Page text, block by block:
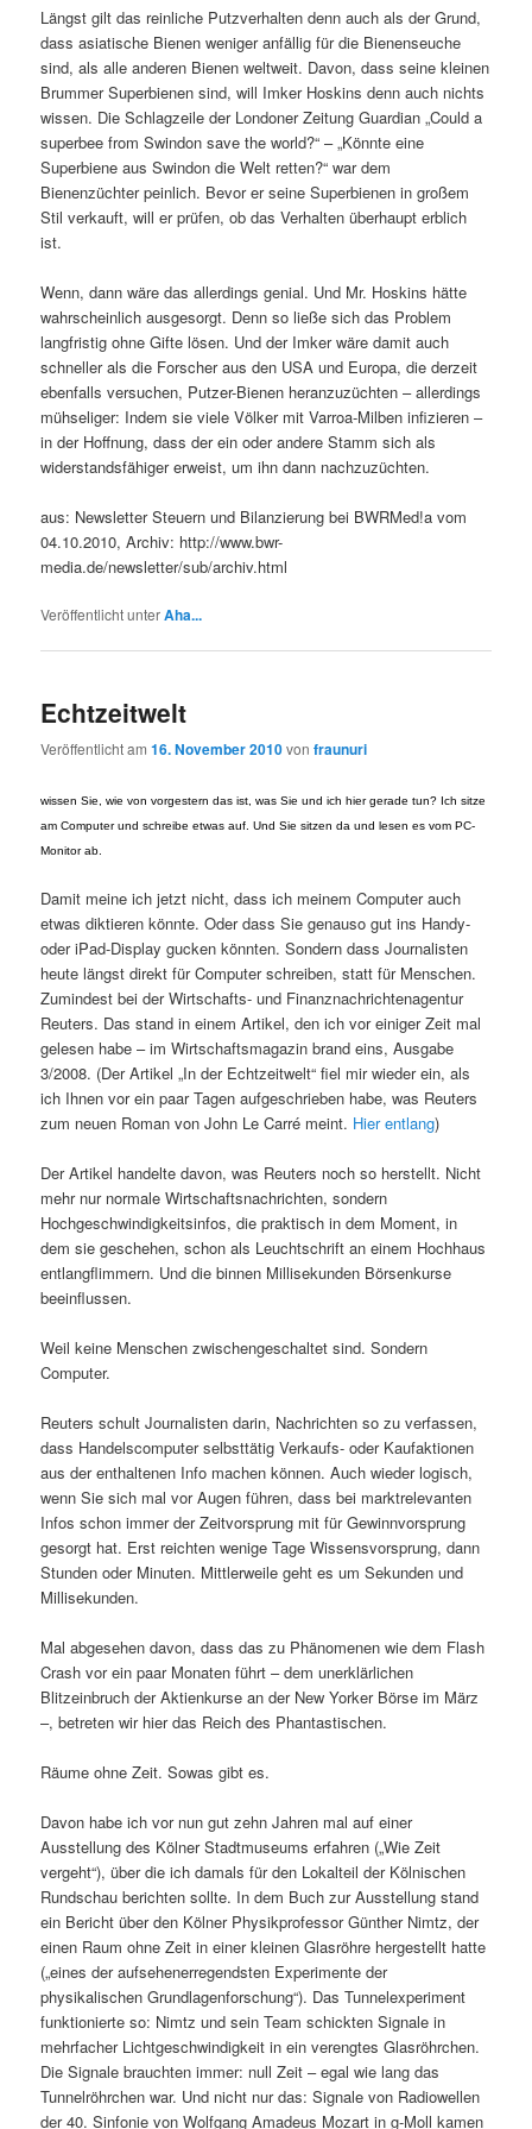
Längst gilt das reinliche Putzverhalten denn auch als der Grund,
dass asiatische Bienen weniger anfällig für die Bienenseuche
sind, als alle anderen Bienen weltweit. Davon, dass seine kleinen
Brummer Superbienen sind, will Imker Hoskins denn auch nichts
wissen. Die Schlagzeile der Londoner Zeitung Guardian „Could a
superbee from Swindon save the world?“ – „Könnte eine
Superbiene aus Swindon die Welt retten?“ war dem
Bienenzüchter peinlich. Bevor er seine Superbienen in großem
Stil verkauft, will er prüfen, ob das Verhalten überhaupt erblich
ist.
Wenn, dann wäre das allerdings genial. Und Mr. Hoskins hätte
wahrscheinlich ausgesorgt. Denn so ließe sich das Problem
langfristig ohne Gifte lösen. Und der Imker wäre damit auch
schneller als die Forscher aus den USA und Europa, die derzeit
ebenfalls versuchen, Putzer-Bienen heranzuzüchten – allerdings
mühseliger: Indem sie viele Völker mit Varroa-Milben infizieren –
in der Hoffnung, dass der ein oder andere Stamm sich als
widerstandsfähiger erweist, um ihn dann nachzuzüchten.
aus: Newsletter Steuern und Bilanzierung bei BWRMed!a vom
04.10.2010, Archiv: http://www.bwr-
media.de/newsletter/sub/archiv.html
Veröffentlicht unterAha...
Echtzeitwelt
Veröffentlicht am16. November 2010vonfraunuri
wissen Sie, wie von vorgestern das ist, was Sie und ich hier gerade tun? Ich sitze
am Computer und schreibe etwas auf. Und Sie sitzen da und lesen es vom PC-
Monitor ab.
Damit meine ich jetzt nicht, dass ich meinem Computer auch
etwas diktieren könnte. Oder dass Sie genauso gut ins Handy-
oder iPad-Display gucken könnten. Sondern dass Journalisten
heute längst direkt für Computer schreiben, statt für Menschen.
Zumindest bei der Wirtschafts- und Finanznachrichtenagentur
Reuters. Das stand in einem Artikel, den ich vor einiger Zeit mal
gelesen habe – im Wirtschaftsmagazin brand eins, Ausgabe
3/2008. (Der Artikel „In der Echtzeitwelt“ fiel mir wieder ein, als
ich Ihnen vor ein paar Tagen aufgeschrieben habe, was Reuters
zum neuen Roman von John Le Carré meint. Hier entlang)
Der Artikel handelte davon, was Reuters noch so herstellt. Nicht
mehr nur normale Wirtschaftsnachrichten, sondern
Hochgeschwindigkeitsinfos, die praktisch in dem Moment, in
dem sie geschehen, schon als Leuchtschrift an einem Hochhaus
entlangflimmern. Und die binnen Millisekunden Börsenkurse
beeinflussen.
Weil keine Menschen zwischengeschaltet sind. Sondern
Computer.
Reuters schult Journalisten darin, Nachrichten so zu verfassen,
dass Handelscomputer selbsttätig Verkaufs- oder Kaufaktionen
aus der enthaltenen Info machen können. Auch wieder logisch,
wenn Sie sich mal vor Augen führen, dass bei marktrelevanten
Infos schon immer der Zeitvorsprung mit für Gewinnvorsprung
gesorgt hat. Erst reichten wenige Tage Wissensvorsprung, dann
Stunden oder Minuten. Mittlerweile geht es um Sekunden und
Millisekunden.
Mal abgesehen davon, dass das zu Phänomenen wie dem Flash
Crash vor ein paar Monaten führt – dem unerklärlichen
Blitzeinbruch der Aktienkurse an der New Yorker Börse im März
–, betreten wir hier das Reich des Phantastischen.
Räume ohne Zeit. Sowas gibt es.
Davon habe ich vor nun gut zehn Jahren mal auf einer
Ausstellung des Kölner Stadtmuseums erfahren („Wie Zeit
vergeht“), über die ich damals für den Lokalteil der Kölnischen
Rundschau berichten sollte. In dem Buch zur Ausstellung stand
ein Bericht über den Kölner Physikprofessor Günther Nimtz, der
einen Raum ohne Zeit in einer kleinen Glasröhre hergestellt hatte
(„eines der aufsehenerregendsten Experimente der
physikalischen Grundlagenforschung“). Das Tunnelexperiment
funktionierte so: Nimtz und sein Team schickten Signale in
mehrfacher Lichtgeschwindigkeit in ein verengtes Glasröhrchen.
Die Signale brauchten immer: null Zeit – egal wie lang das
Tunnelröhrchen war. Und nicht nur das: Signale von Radiowellen
der 40. Sinfonie von Wolfgang Amadeus Mozart in g-Moll kamen